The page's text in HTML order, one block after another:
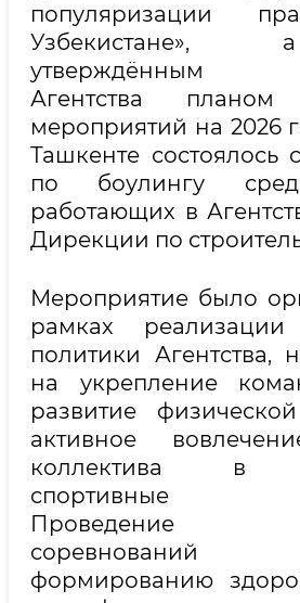
популяризации
утверждённым
Агентства планом
мероприятий на 2026
Ташкенте состоялось
по боулингу
работающих в
Дирекции по
Мероприятие было
рамках реализации
политики Агентства,
на укрепление
развитие
активное
коллектива в
спортивные
Проведение
соревнований
формированию